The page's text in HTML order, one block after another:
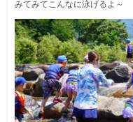
みてみてこんなに泳げるよ～